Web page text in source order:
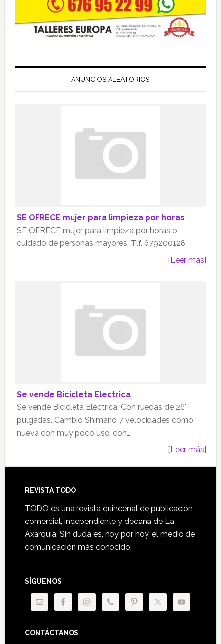
ANUNCIOS ALEATORIOS
SE OFRECE mujer para limpieza por horas
SE OFRECE mujer para limpieza por horas o
cuidado de personas mayores. Tlf. 679200128.
[Leer más]
Se vende Bicicleta Electrica
Se vende Bicicleta Electrica. Con ruedas de 26"
pulgadas. Cambio Shimano 7 velocidades como
nueva con muy poco uso, con…
[Leer más]
Footer
REVISTA TODO
TODO es una revista quincenal de publicación
comercial, independiente y decana de La
Axarquía. Sin duda es, hoy por hoy, el medio de
comunicación más conocido.
SÍGUENOS
CONTÁCTANOS